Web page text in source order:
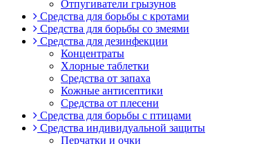
Отпугиватели грызунов
Средства для борьбы с кротами
Средства для борьбы со змеями
Средства для дезинфекции
Концентраты
Хлорные таблетки
Средства от запаха
Кожные антисептики
Средства от плесени
Средства для борьбы с птицами
Средства индивидуальной защиты
Перчатки и очки